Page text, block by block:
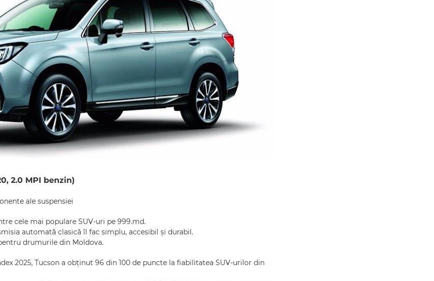
2.0 MPI benzin)
ale suspensiei
cele mai populare SUV-uri pe 999.md.
automată clasică îl fac simplu, accesibil și durabil.
drumurile din Moldova.
2025, Tucson a obținut 96 din 100 de puncte la fiabilitatea SUV-urilor din